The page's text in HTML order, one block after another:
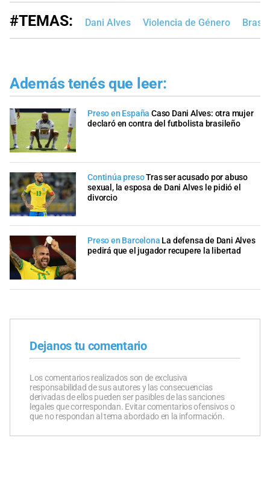
#TEMAS: Dani Alves Violencia de Género Brasil
Además tenés que leer:
Preso en España Caso Dani Alves: otra mujer
declaró en contra del futbolista brasileño
Continúa presoTras ser acusado por abuso
sexual, la esposa de Dani Alves le pidió el
divorcio
Preso en Barcelona La defensa de Dani Alves
pedirá que el jugador recupere la libertad
Dejanos tu comentario
Los comentarios realizados son de exclusiva
responsabilidad de sus autores y las consecuencias
derivadas de ellos pueden ser pasibles de las sanciones
legales que correspondan. Evitar comentarios ofensivos o
que no respondan al tema abordado en la información.